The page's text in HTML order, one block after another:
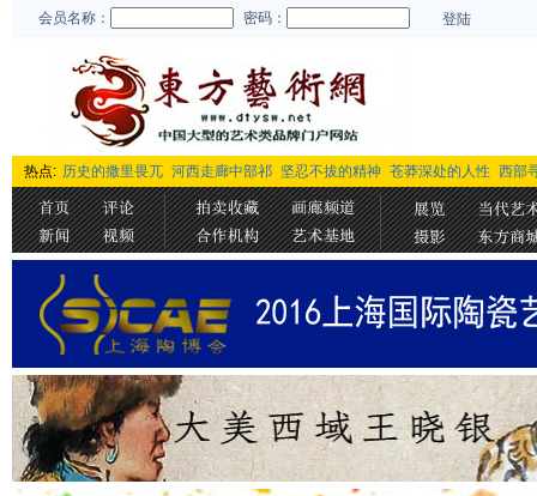
会员名称： 密码： 登陆
热点: 历史的撒里畏兀 河西走廊中部祁 坚忍不拔的精神 苍莽深处的人性 西部